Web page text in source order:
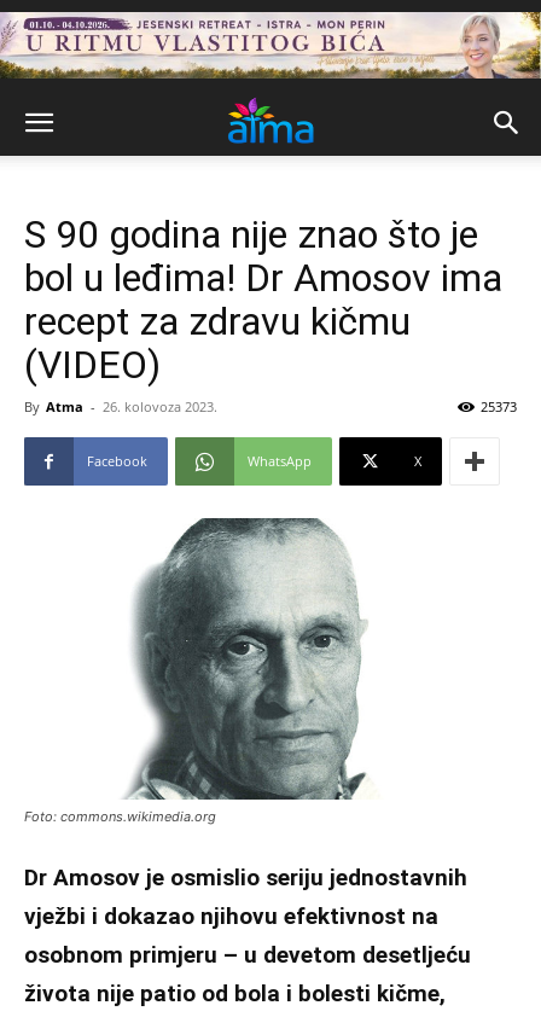
S 90 godina nije znao što je
bol u leđima! Dr Amosov ima
recept za zdravu kičmu
(VIDEO)
By Atma - 26. kolovoza 2023. 25373
Facebook WhatsApp X
Foto: commons.wikimedia.org
Dr Amosov je osmislio seriju jednostavnih
vježbi i dokazao njihovu efektivnost na
osobnom primjeru – u devetom desetljeću
života nije patio od bola i bolesti kičme,